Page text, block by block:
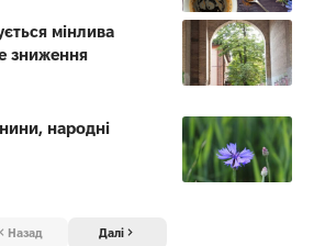
мінлива
зниження
народні
Назад Далі